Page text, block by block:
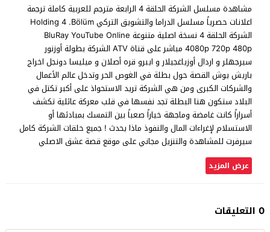
مشاهدة مسلسل الشركة الحلقة 4 الرابعة مترجم للعربية كاملة ترجمة
اعلانات حصرياً مسلسل الدراما والتشويق التركي Holding 4 .Bölüm
الشركة الحلقة 4 نسخة اصلية متنوعة BluRay YouTube Online
4080p 720p 480p مباشر على قناة ATV الشركة بطولة أوزنور
سيرجهلر و اردال أوزياغجيلار و ايبرو قره أصلان و ميليسا دونجل اخراج
باريش يوش القصة حول بطلة في الغوص الحر وتدخل عالم الأعمال
والشركات الكبرى ومن هي الشركة تريد الاستحواذ على أكبر تكتل في
البلاد ستكون هنا البطلة تجد نفسها في قلب معركة عائلية تكشف
أسراراً كانت غامضة وماجهة خياراً صعباً بين التمسك بمبادئها أو
الاستسلام لإغراءات المال والنفوذ ماذا يحدث ! جميع حلقات الشركة كامل
سيرفرت للمشاهدة والتنزيل مجاني على موقع قصة عشق الاصلي
عرض المزيد
0 التعليقات